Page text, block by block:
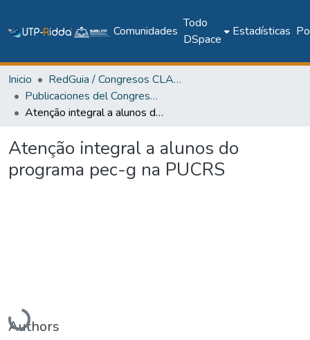
Comunidades
Todo
DSpace
Estadísticas
Inicio
RedGuia / Congresos CLABES
Publicaciones del Congreso Internacional CLABES
Atenção integral a alunos do programa pec-g na PUCRS
Atenção integral a alunos do
programa pec-g na PUCRS
Cargando...
Authors